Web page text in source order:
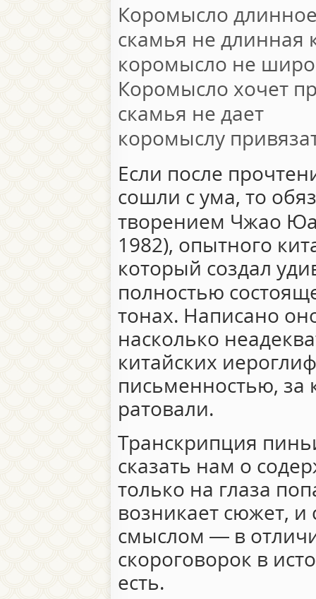
Коромысло
скамья не длинная
коромысло не
Коромысло хочет
скамья не дает
коромыслу
Если после
сошли с ума, то
творением Чжао
1982), опытного
который создал
полностью
тонах. Написано
насколько
китайских
письменностью, за
ратовали.
Транскрипция
сказать нам о
только на глаза
возникает сюжет,
смыслом — в
скороговорок в
есть.